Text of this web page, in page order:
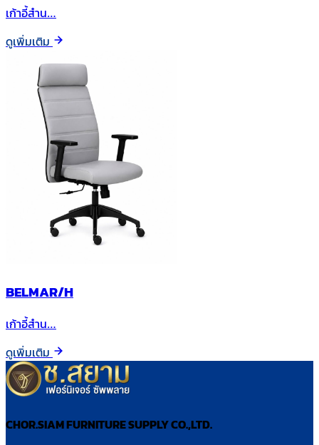
เก้าอี้สำน…
ดูเพิ่มเติม
BELMAR/H
เก้าอี้สำน…
ดูเพิ่มเติม
CHOR.SIAM FURNITURE SUPPLY CO.,LTD.